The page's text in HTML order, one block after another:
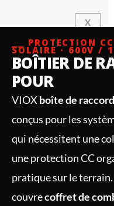
contenu
X
⎯⎯ PROTECTION
SOLAIRE · 600V /
BOÎTIER DE
POUR
VIOX boîte de
conçus pour les
qui nécessitent une
une protection CC
pratique sur le
couvrecoffret de